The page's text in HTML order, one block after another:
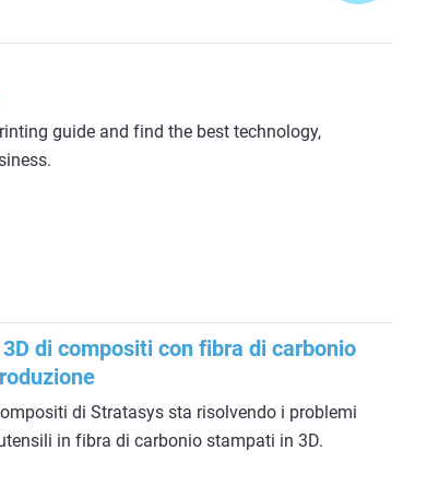
guide and find the best technology,
di compositi con fibra di carbonio
di Stratasys sta risolvendo i problemi
in fibra di carbonio stampati in 3D.